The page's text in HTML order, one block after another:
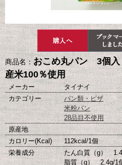
商品名：おこめ丸パン 3個
産米100％使用
メーカー
タイナイ
カテゴリー
パン類・ピザ
米粉パン
28品目不使用
原産地
カロリー(Kcal)
112kcal/1個
栄養成分
たん白質（g）
脂質（g） 2.4g/1